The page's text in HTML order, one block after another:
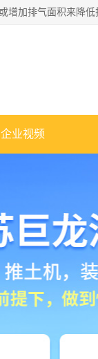
企业视频